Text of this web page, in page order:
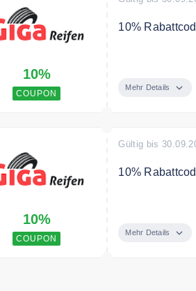
10%
COUPON
10%
Bedingungen
Mehr Details
10%
COUPON
Gültig bis
10%
Bedingungen
Mehr Details